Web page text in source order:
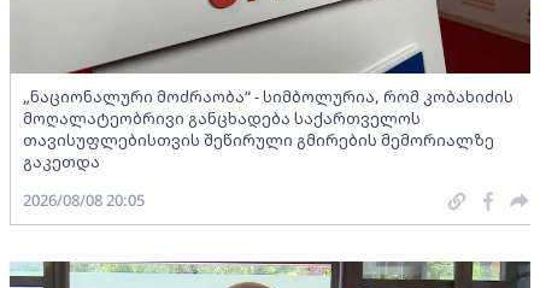
„ნაციონალური მოძრაობა“ - სიმბოლურია, რომ კობახიძის
მოღალატეობრივი განცხადება საქართველოს
თავისუფლებისთვის შეწირული გმირების მემორიალზე
გაკეთდა
2026/08/08 20:05